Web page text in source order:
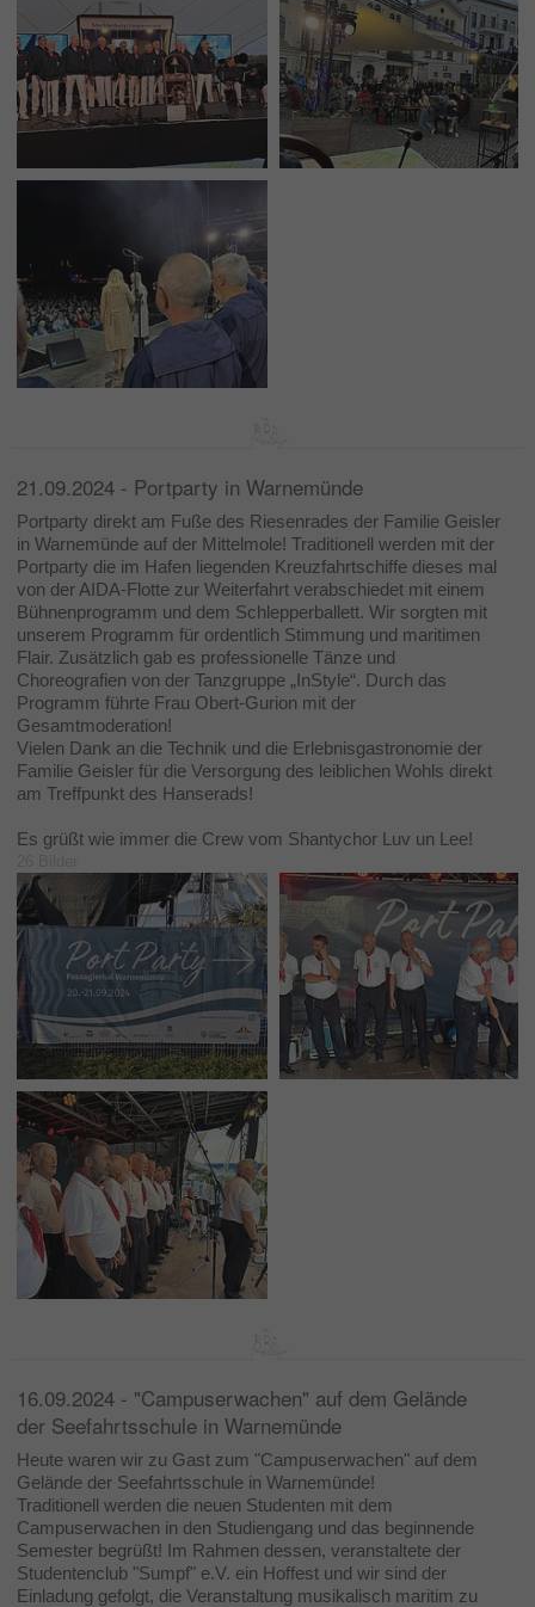
21.09.2024 - Portparty in Warnemünde
Portparty direkt am Fuße des Riesenrades der Familie Geisler
in Warnemünde auf der Mittelmole! Traditionell werden mit der
Portparty die im Hafen liegenden Kreuzfahrtschiffe dieses mal
von der AIDA-Flotte zur Weiterfahrt verabschiedet mit einem
Bühnenprogramm und dem Schlepperballett. Wir sorgten mit
unserem Programm für ordentlich Stimmung und maritimen
Flair. Zusätzlich gab es professionelle Tänze und
Choreografien von der Tanzgruppe „InStyle“. Durch das
Programm führte Frau Obert-Gurion mit der
Gesamtmoderation!
Vielen Dank an die Technik und die Erlebnisgastronomie der
Familie Geisler für die Versorgung des leiblichen Wohls direkt
am Treffpunkt des Hanserads!
Es grüßt wie immer die Crew vom Shantychor Luv un Lee!
16.09.2024 - "Campuserwachen" auf dem Gelände
der Seefahrtsschule in Warnemünde
Heute waren wir zu Gast zum "Campuserwachen" auf dem
Gelände der Seefahrtsschule in Warnemünde!
Traditionell werden die neuen Studenten mit dem
Campuserwachen in den Studiengang und das beginnende
Semester begrüßt! Im Rahmen dessen, veranstaltete der
Studentenclub "Sumpf" e.V. ein Hoffest und wir sind der
Einladung gefolgt, die Veranstaltung musikalisch maritim zu